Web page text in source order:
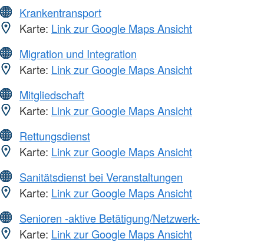
Krankentransport
Karte: Link zur Google Maps Ansicht
Migration und Integration
Karte: Link zur Google Maps Ansicht
Mitgliedschaft
Karte: Link zur Google Maps Ansicht
Rettungsdienst
Karte: Link zur Google Maps Ansicht
Sanitätsdienst bei Veranstaltungen
Karte: Link zur Google Maps Ansicht
Senioren -aktive Betätigung/Netzwerk-
Karte: Link zur Google Maps Ansicht